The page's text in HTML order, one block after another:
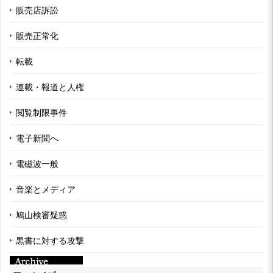
販売店訴訟
販売正常化
転載
連載・報道と人権
閲覧制限事件
電子新聞へ
電磁波一般
音楽とメディア
鳩山検審疑惑
黒書に対する攻撃